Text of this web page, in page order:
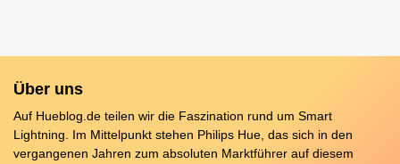
Über uns
Auf Hueblog.de teilen wir die Faszination rund um Smart
Lightning. Im Mittelpunkt stehen Philips Hue, das sich in den
vergangenen Jahren zum absoluten Marktführer auf diesem